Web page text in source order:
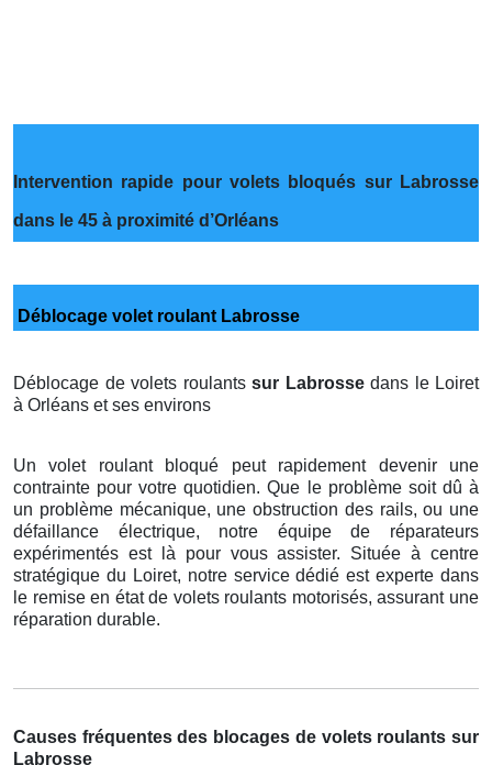
Intervention rapide pour volets bloqués sur Labrosse
dans le 45 à proximité d’Orléans
Déblocage volet roulant Labrosse
Déblocage de volets roulants sur Labrosse dans le Loiret
à Orléans et ses environs
Un volet roulant bloqué peut rapidement devenir une
contrainte pour votre quotidien. Que le problème soit dû à
un problème mécanique, une obstruction des rails, ou une
défaillance électrique, notre équipe de réparateurs
expérimentés est là pour vous assister. Située à centre
stratégique du Loiret, notre service dédié est experte dans
le remise en état de volets roulants motorisés, assurant une
réparation durable.
Causes fréquentes des blocages de volets roulants sur
Labrosse